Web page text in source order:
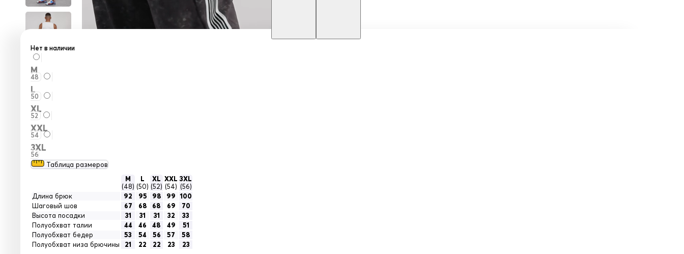
Нет в наличии
M
48
L
50
XL
52
XXL
54
3XL
56
Таблица размеров
M
(48)
L
(50)
XL
(52)
XXL
(54)
3XL
(56)
Длина брюк
92 95 98 99 100
Шаговый шов
67 68 68 69
70
Высота посадки
31 31 31 32
33
Полуобхват талии
44 46 48 49
51
Полуобхват бедер
53 54 56 57
58
Полуобхват низа брючины
21 22 22 23 23